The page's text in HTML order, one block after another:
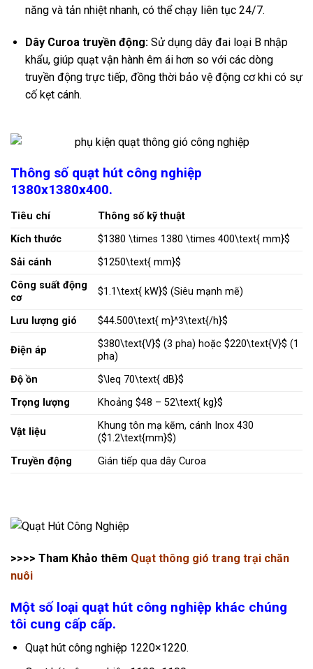
năng và tản nhiệt nhanh, có thể chạy liên tục 24/7.
Dây Curoa truyền động:Sử dụng dây đai loại B nhập
khẩu, giúp quạt vận hành êm ái hơn so với các dòng
truyền động trực tiếp, đồng thời bảo vệ động cơ khi có sự
cố kẹt cánh.
Thông số quạt hút công nghiệp
1380x1380x400.
Tiêu chí
Thông số kỹ thuật
Kích thước
$1380 \times 1380 \times 400\text{ mm}$
Sải cánh
$1250\text{ mm}$
Công suất động
cơ
$1.1\text{ kW}$ (Siêu mạnh mẽ)
Lưu lượng gió $44.500\text{ m}^3\text{/h}$
Điện áp
$380\text{V}$ (3 pha) hoặc$220\text{V}$ (1
pha)
Độ ồn
$\leq 70\text{ dB}$
Trọng lượng
Khoảng$48 – 52\text{ kg}$
Vật liệu
Khung tôn mạ kẽm, cánh Inox 430
($1.2\text{mm}$)
Truyền động
Gián tiếp qua dây Curoa
>>>> Tham Khảo thêm Quạt thông gió trang trại chăn
nuôi
Một số loại quạt hút công nghiệp khác chúng
tôi cung cấp cấp.
Quạt hút công nghiệp 1220×1220.